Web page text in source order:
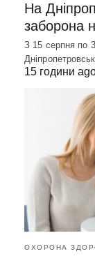
На
заборона
З 15 серпня по
15 години
ОХОРОНА